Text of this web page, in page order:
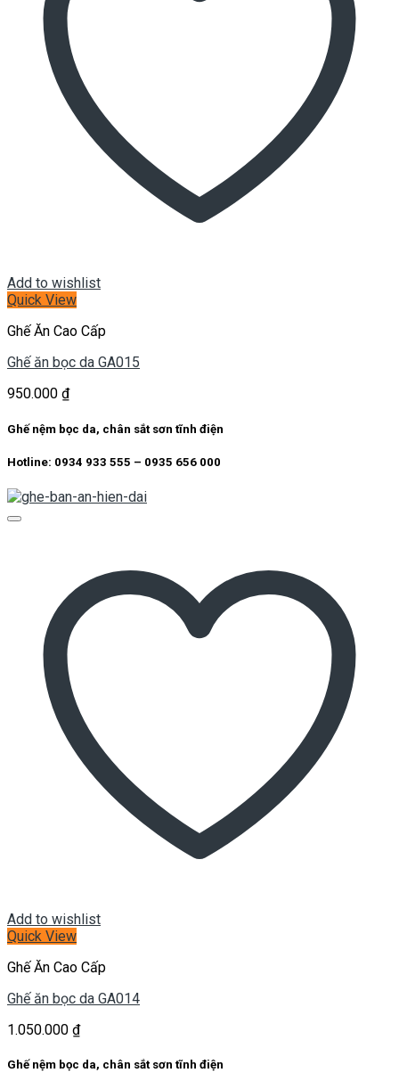
Add to wishlist
Quick View
Ghế Ăn Cao Cấp
Ghế ăn bọc da GA015
950.000 ₫
Ghế nệm bọc da, chân sắt sơn tĩnh điện
Hotline: 0934 933 555 – 0935 656 000
Add to wishlist
Quick View
Ghế Ăn Cao Cấp
Ghế ăn bọc da GA014
1.050.000 ₫
Ghế nệm bọc da, chân sắt sơn tĩnh điện